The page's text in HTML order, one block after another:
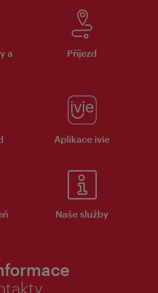
a
Příjezd
Aplikace ivie
Naše služby